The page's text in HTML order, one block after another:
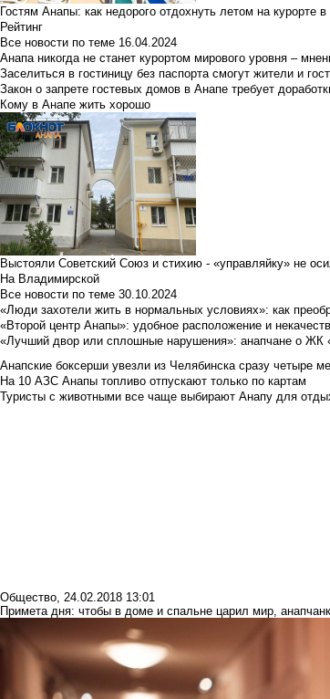
Гостям Анапы: как недорого отдохнуть летом на курорте
Рейтинг
Все новости по теме 16.04.2024
Анапа никогда не станет курортом мирового уровня –
Заселиться в гостиницу без паспорта смогут жители и
Закон о запрете гостевых домов в Анапе требует
Кому в Анапе жить хорошо
Выстояли Советский Союз и стихию - «управляйку» не
На Владимирской
Все новости по теме 30.10.2024
«Люди захотели жить в нормальных условиях»: как
«Второй центр Анапы»: удобное расположение и
«Лучший двор или сплошные нарушения»: анапчане о ЖК
Анапские боксерши увезли из Челябинска сразу четыре
На 10 АЗС Анапы топливо отпускают только по картам
Туристы с животными все чаще выбирают Анапу для
Общество, 24.02.2018 13:01
Примета дня: чтобы в доме и спальне царил мир,